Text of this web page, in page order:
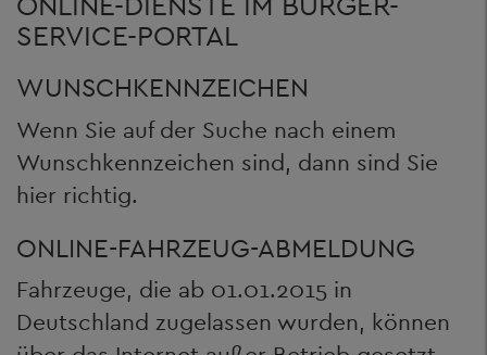
SERVICE-PORTAL
WUNSCHKENNZEICHEN
Wenn Sie auf der Suche nach einem
Wunschkennzeichen sind, dann sind Sie
hier richtig.
ONLINE-FAHRZEUG-ABMELDUNG
Fahrzeuge, die ab 01.01.2015 in
Deutschland zugelassen wurden, können